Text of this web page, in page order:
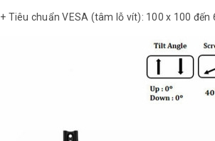
+ Tiêu chuẩn VESA (tâm lỗ vít): 100 x 100 đến